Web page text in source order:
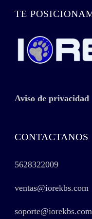
TE
Aviso de privacidad
CONTACTANOS
5628322009
ventas@iorekbs.com
soporte@iorekbs.com